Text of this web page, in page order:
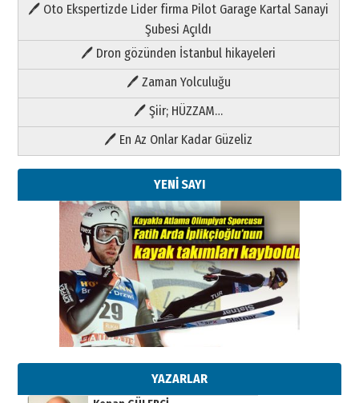
🖊 Oto Ekspertizde Lider firma Pilot Garage Kartal Sanayi
Şubesi Açıldı
🖊 Dron gözünden İstanbul hikayeleri
🖊 Zaman Yolculuğu
🖊 Şiir; HÜZZAM…
🖊 En Az Onlar Kadar Güzeliz
YENİ SAYI
YAZARLAR
Kenan GÜLERCİ
Metin Külünk: Aileyi Korumak